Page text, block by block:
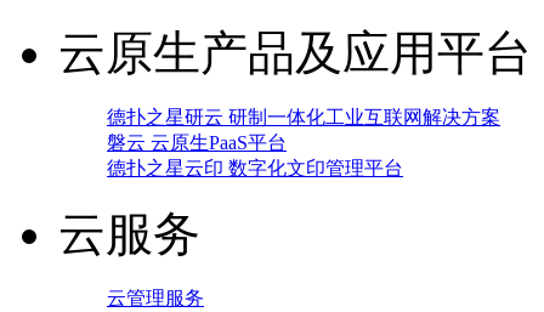
云原生产品及应用平台
德扑之星研云 研制一体化工业互联网解决方案
磐云 云原生PaaS平台
德扑之星云印 数字化文印管理平台
云服务
云管理服务